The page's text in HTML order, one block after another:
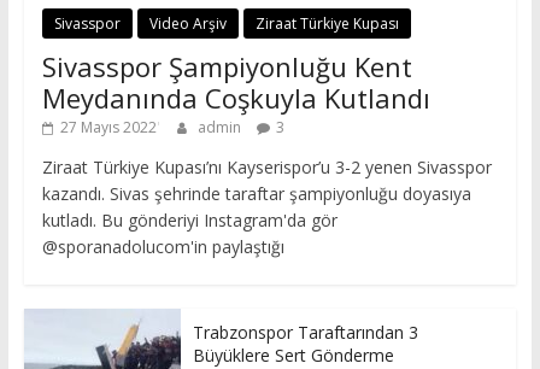
Sivasspor Video Arşiv Ziraat Türkiye Kupası
Sivasspor Şampiyonluğu Kent
Meydanında Coşkuyla Kutlandı
27 Mayıs 2022 admin 3
Ziraat Türkiye Kupası’nı Kayserispor’u 3-2 yenen Sivasspor
kazandı. Sivas şehrinde taraftar şampiyonluğu doyasıya
kutladı. Bu gönderiyi Instagram'da gör
@sporanadolucom'in paylaştığı
Trabzonspor Taraftarından 3
Büyüklere Sert Gönderme